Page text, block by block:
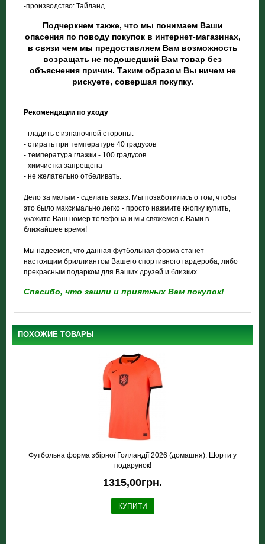
-производство: Тайланд
Подчеркнем также, что мы понимаем Ваши
опасения по поводу покупок в интернет-магазинах,
в связи чем мы предоставляем Вам возможность
возращать не подошедший Вам товар без
объяснения причин. Таким образом Вы ничем не
рискуете, совершая покупку.
Рекомендации по уходу
- гладить с изнаночной стороны.
- стирать при температуре 40 градусов
- температура глажки - 100 градусов
- химчистка запрещена
- не желательно отбеливать.
Дело за малым - сделать заказ. Мы позаботились о том, чтобы
это было максимально легко - просто нажмите кнопку купить,
укажите Ваш номер телефона и мы свяжемся с Вами в
ближайшее время!
Мы надеемся, что данная футбольная форма станет
настоящим бриллиантом Вашего спортивного гардероба, либо
прекрасным подарком для Ваших друзей и близких.
Спасибо, что зашли и приятных Вам покупок!
ПОХОЖИЕ ТОВАРЫ
Футбольна форма збірної Голландії 2026 (домашня). Шорти у
подарунок!
1315,00грн.
КУПИТИ